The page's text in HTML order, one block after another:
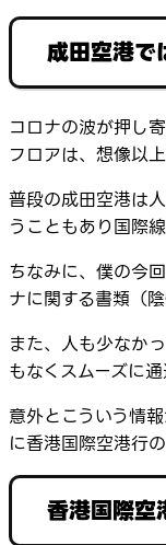
成田空港で
コロナの波が押し
フロアは、想像以
普段の成田空港は
うこともあり国際
ちなみに、僕の今
ナに関する書類（
また、人も少なか
もなくスムーズに
意外とこういう情
に香港国際空港行
香港国際空